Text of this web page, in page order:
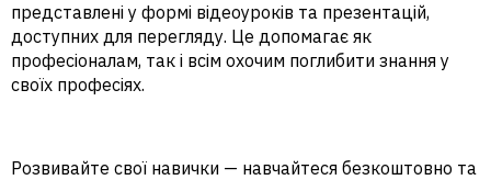
представлені у формі відеоуроків та презентацій,
доступних для перегляду. Це допомагає як
професіоналам, так і всім охочим поглибити знання у
своїх професіях.
Розвивайте свої навички — навчайтеся безкоштовно та